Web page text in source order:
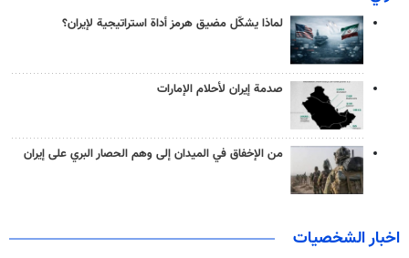
لماذا يشكّل مضيق هرمز أداة استراتيجية لإيران؟
صدمة إيران لأحلام الإمارات
من الإخفاق في الميدان إلى وهم الحصار البري على إيران
اخبار الشخصيات